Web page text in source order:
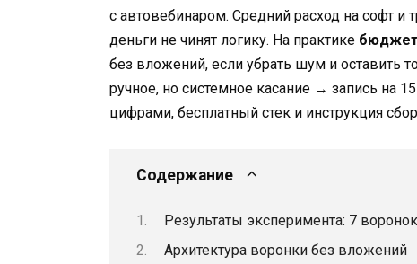
с автовебинаром. Средний расход на софт и
деньги не чинят логику. На практике
без вложений, если убрать шум и оставить
ручное, но системное касание → запись на
цифрами, бесплатный стек и инструкция
Содержание
Результаты эксперимента: 7
Архитектура воронки без вложений